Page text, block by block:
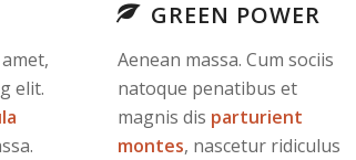
elit.
GREEN POWER
Aenean massa. Cum sociis
natoque penatibus et
magnis dis parturient
montes, nascetur ridiculus